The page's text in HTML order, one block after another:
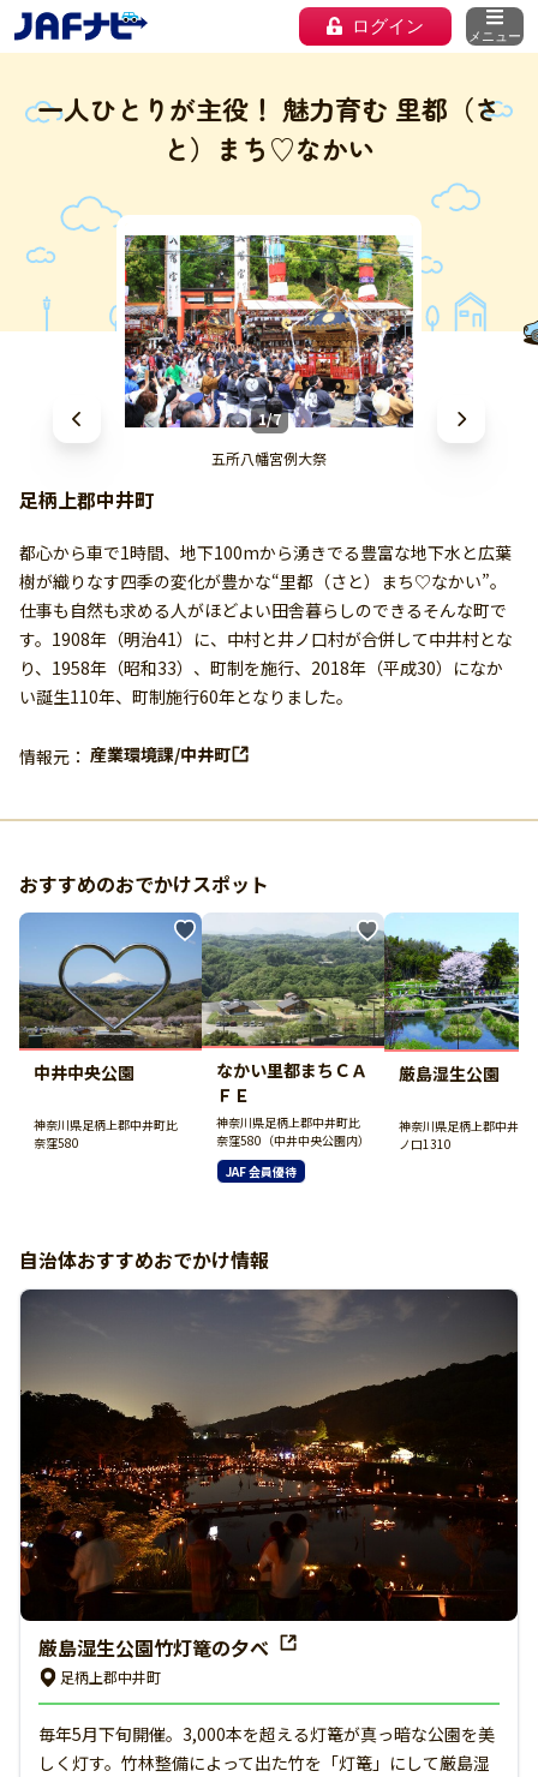
ログイン メニュー
一人ひとりが主役！ 魅力育む 里都（さ
と）まち♡なかい
1/7
五所八幡宮例大祭
足柄上郡中井町
都心から車で1時間、地下100mから湧きでる豊富な地下水と広葉
樹が織りなす四季の変化が豊かな“里都（さと）まち♡なかい”。
仕事も自然も求める人がほどよい田舎暮らしのできるそんな町で
す。1908年（明治41）に、中村と井ノ口村が合併して中井村とな
り、1958年（昭和33）、町制を施行、2018年（平成30）になか
い誕生110年、町制施行60年となりました。
情報元： 産業環境課/中井町
おすすめのおでかけスポット
中井中央公園
神奈川県足柄上郡中井町比
奈窪580
なかい里都まちＣＡ
ＦＥ
神奈川県足柄上郡中井町比
奈窪580（中井中央公園内）
JAF 会員優待
厳島湿生公園
神奈川県足柄上郡中井町
ノ口1310
自治体おすすめおでかけ情報
厳島湿生公園竹灯篭の夕べ
足柄上郡中井町
毎年5月下旬開催。3,000本を超える灯篭が真っ暗な公園を美
しく灯す。竹林整備によって出た竹を「灯篭」にして厳島湿